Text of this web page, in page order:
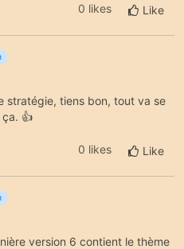
0 likes
Like
stratégie, tiens bon, tout va se
👍
0 likes Like
version 6 contient le thème